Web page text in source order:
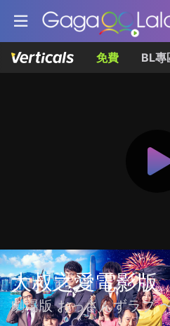
免費 BL專
大叔之愛電影版
劇場版 おっさんずラブ